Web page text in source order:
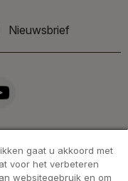
Nieuwsbrief
gaat u akkoord met
voor het verbeteren
websitegebruik en om